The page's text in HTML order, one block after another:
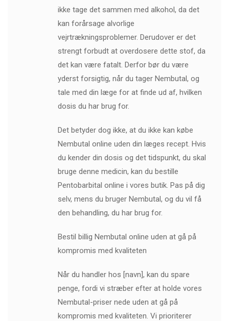
ikke tage det sammen med alkohol, da det
kan forårsage alvorlige
vejrtrækningsproblemer. Derudover er det
strengt forbudt at overdosere dette stof, da
det kan være fatalt. Derfor bør du være
yderst forsigtig, når du tager Nembutal, og
tale med din læge for at finde ud af, hvilken
dosis du har brug for.
Det betyder dog ikke, at du ikke kan købe
Nembutal online uden din læges recept. Hvis
du kender din dosis og det tidspunkt, du skal
bruge denne medicin, kan du bestille
Pentobarbital online i vores butik. Pas på dig
selv, mens du bruger Nembutal, og du vil få
den behandling, du har brug for.
Bestil billig Nembutal online uden at gå på
kompromis med kvaliteten
Når du handler hos [navn], kan du spare
penge, fordi vi stræber efter at holde vores
Nembutal-priser nede uden at gå på
kompromis med kvaliteten. Vi prioriterer